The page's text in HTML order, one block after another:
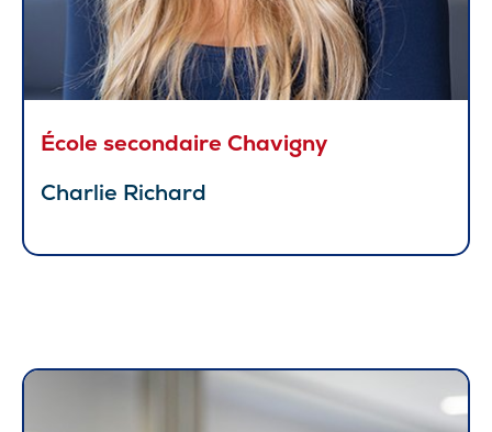
École secondaire Chavigny
Charlie Richard